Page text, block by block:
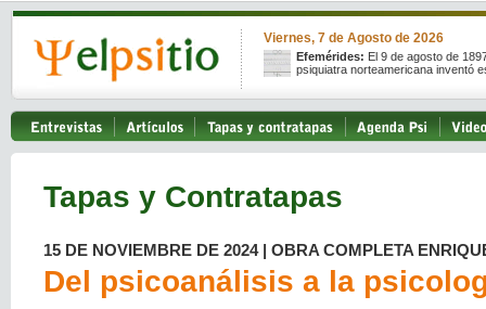
Viernes, 7 de Agosto de 2026
Efemérides: El 9 de agosto de
psiquiatra norteamericana inventó
Tapas y Contratapas
15 DE NOVIEMBRE DE 2024 | OBRA COMPLETA
Del psicoanálisis a la